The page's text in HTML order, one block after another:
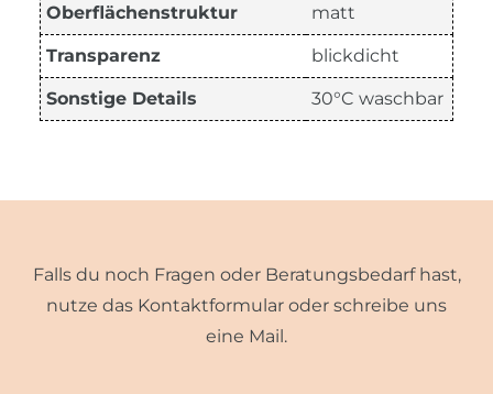
Oberflächenstruktur matt
Transparenz blickdicht
Sonstige Details 30°C waschbar
Falls du noch Fragen oder Beratungsbedarf hast,
nutze das Kontaktformular oder schreibe uns
eine Mail.